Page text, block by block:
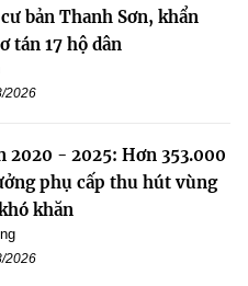
bản Thanh Sơn, khẩn
tán 17 hộ dân
2026
2020 - 2025: Hơn 353.000
phụ cấp thu hút vùng
khăn
2026